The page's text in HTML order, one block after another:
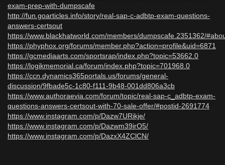
exam-prep-with-dumpscafe
http://fun.goarticles.info/story/real-sap-c-adbtp-exam-questions-
answers-certsout
https://www.blackhatworld.com/members/dumpscafe.2351362/
https://phyphox.org/forums/member.php?action=profile&uid=6871
https://gcmediaarts.com/sportsrap/index.php?topic=53662.0
https://logikmemorial.ca/forum/index.php?topic=701968.0
https://ccn.dynamics365portals.us/forums/general-
discussion/9fbade5c-1c80-f111-9b48-001dd806a3cb
https://www.authoraevia.com/forum/topic/real-sap-c_adbtp-exam-
questions-answers-certsout-with-70-sale-offer/#postid-2691774
https://www.instagram.com/p/Dazw7URikje/
https://www.instagram.com/p/Dazwm39irO5/
https://www.instagram.com/p/DazxX4ZClCN/